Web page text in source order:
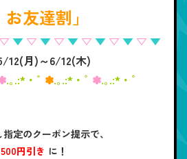
お友達割」
▽ ▼ ▽ ▼ ▽ ▼ ▽ ▼ ▽ ▼ ▽ ▼
12(月)～6/12(木)
.｡.:*・ﾟ ✽.｡.:*・ﾟ ✽.｡.:*・ﾟ
定のクーポン提示で、
500円引き に！